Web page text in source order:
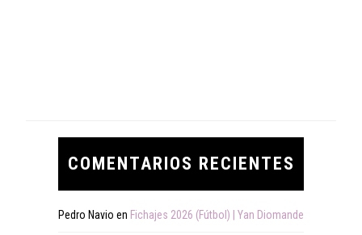
COMENTARIOS RECIENTES
Pedro Navio en Fichajes 2026 (Fútbol) | Yan Diomande